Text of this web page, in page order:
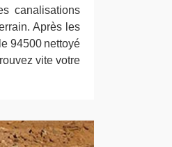
canalisations
Après les
94500 nettoyé
vite votre